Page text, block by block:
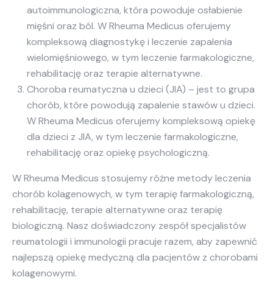
autoimmunologiczna, która powoduje osłabienie
mięśni oraz ból. W Rheuma Medicus oferujemy
kompleksową diagnostykę i leczenie zapalenia
wielomięśniowego, w tym leczenie farmakologiczne,
rehabilitację oraz terapie alternatywne.
Choroba reumatyczna u dzieci (JIA) – jest to grupa
chorób, które powodują zapalenie stawów u dzieci.
W Rheuma Medicus oferujemy kompleksową opiekę
dla dzieci z JIA, w tym leczenie farmakologiczne,
rehabilitację oraz opiekę psychologiczną.
W Rheuma Medicus stosujemy różne metody leczenia
chorób kolagenowych, w tym terapię farmakologiczną,
rehabilitację, terapie alternatywne oraz terapię
biologiczną. Nasz doświadczony zespół specjalistów
reumatologii i immunologii pracuje razem, aby zapewnić
najlepszą opiekę medyczną dla pacjentów z chorobami
kolagenowymi.